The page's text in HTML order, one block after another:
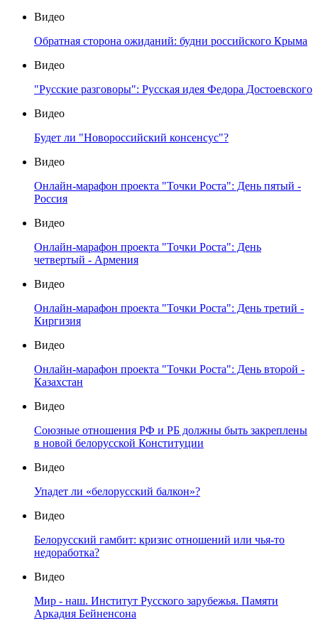
Видео
Обратная сторона ожиданий: будни российского Крыма
Видео
"Русские разговоры": Русская идея Федора Достоевского
Видео
Будет ли "Новороссийский консенсус"?
Видео
Онлайн-марафон проекта "Точки Роста": День пятый -
Россия
Видео
Онлайн-марафон проекта "Точки Роста": День
четвертый - Армения
Видео
Онлайн-марафон проекта "Точки Роста": День третий -
Киргизия
Видео
Онлайн-марафон проекта "Точки Роста": День второй -
Казахстан
Видео
Союзные отношения РФ и РБ должны быть закреплены
в новой белорусской Конституции
Видео
Упадет ли «белорусский балкон»?
Видео
Белорусский гамбит: кризис отношений или чья-то
недоработка?
Видео
Мир - наш. Институт Русского зарубежья. Памяти
Аркадия Бейненсона